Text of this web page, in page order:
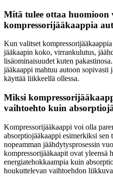
Mitä tulee ottaa huomioon
kompressorijääkaappia
Kun valitset
jääkaapin koko, virrankulutus,
lisäominaisuudet kuten
jääkaappi mahtuu autoon sopivasti
käyttää liikkeellä ollessa.
Miksi
vaihtoehto kuin
Kompressorijääkaappi voi olla
absorptiojääkaappi esimerkiksi sen
nopeamman jäähdytysprosessin
kompressorijääkaapit ovat yleensä
energiatehokkaampia kuin
houkuttelevan vaihtoehdon